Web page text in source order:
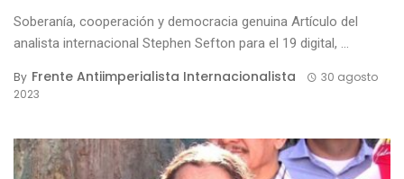
Soberanía, cooperación y democracia genuina Artículo del
analista internacional Stephen Sefton para el 19 digital, ...
By Frente Antiimperialista Internacionalista
30 agosto
2023